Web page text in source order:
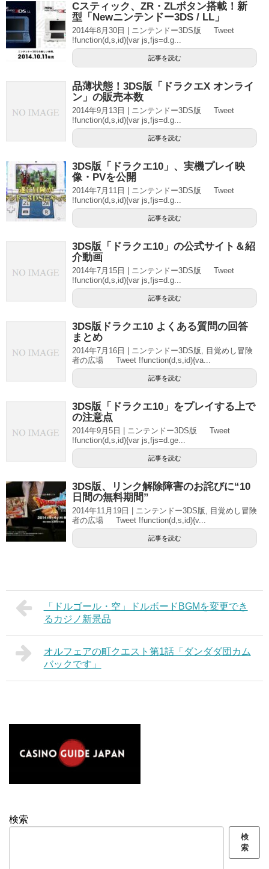
Cスティック、ZR・ZLボタン搭載！新
型「Newニンテンドー3DS / LL」
2014年8月30日 | ニンテンドー3DS版 Tweet
!function(d,s,id){var js,fjs=d.g...
記事を読む
品薄状態！3DS版「ドラクエX オンライ
ン」の販売本数
2014年9月13日 | ニンテンドー3DS版 Tweet
!function(d,s,id){var js,fjs=d.g...
記事を読む
3DS版「ドラクエ10」、実機プレイ映
像・PVを公開
2014年7月11日 | ニンテンドー3DS版 Tweet
!function(d,s,id){var js,fjs=d.g...
記事を読む
3DS版「ドラクエ10」の公式サイト＆紹
介動画
2014年7月15日 | ニンテンドー3DS版 Tweet
!function(d,s,id){var js,fjs=d.g...
記事を読む
3DS版ドラクエ10 よくある質問の回答
まとめ
2014年7月16日 | ニンテンドー3DS版, 目覚めし冒険
者の広場 Tweet !function(d,s,id){va...
記事を読む
3DS版「ドラクエ10」をプレイする上で
の注意点
2014年9月5日 | ニンテンドー3DS版 Tweet
!function(d,s,id){var js,fjs=d.ge...
記事を読む
3DS版、リンク解除障害のお詫びに“10
日間の無料期間”
2014年11月19日 | ニンテンドー3DS版, 目覚めし冒険
者の広場 Tweet !function(d,s,id){v...
記事を読む
「ドルゴール・空」ドルボードBGMを変更でき
るカジノ新景品
オルフェアの町クエスト第1話「ダンダダ団カム
バックです」
検索
検
索